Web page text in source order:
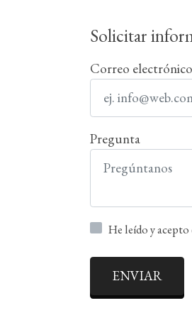
Solicitar
Correo electrónico
Pregunta
He leído y acepto
ENVIAR